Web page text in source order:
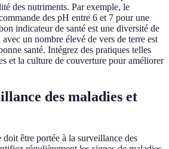
des nutriments. Par exemple, le
des pH entre 6 et 7 pour une
indicateur de santé est une diversité de
un nombre élevé de vers de terre est
santé. Intégrez des pratiques telles
et la culture de couverture pour améliorer
des maladies et
être portée à la surveillance des